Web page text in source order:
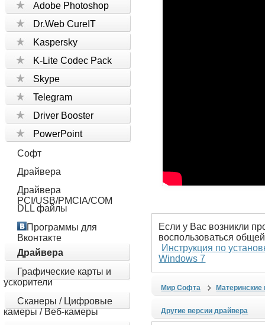
Adobe Photoshop
Dr.Web CureIT
Kaspersky
K-Lite Codec Pack
Skype
Telegram
Driver Booster
PowerPoint
Софт
Драйвера
Драйвера
PCI/USB/PMCIA/COM
DLL файлы
Программы для
Вконтакте
Драйвера
Графические карты и
ускорители
Сканеры / Цифровые
камеры / Веб-камеры
Если у Вас возникли
воспользоваться
Инструкция по
Windows 7
Мир Софта
Другие версии драйвера